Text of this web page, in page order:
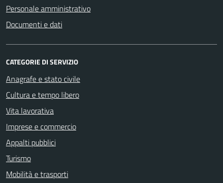
Personale amministrativo
Documenti e dati
CATEGORIE DI SERVIZIO
Anagrafe e stato civile
Cultura e tempo libero
Vita lavorativa
Imprese e commercio
Appalti pubblici
Turismo
Mobilità e trasporti